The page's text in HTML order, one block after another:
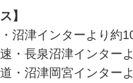
】
沼津インターより約
・長泉沼津インター
・沼津岡宮インター